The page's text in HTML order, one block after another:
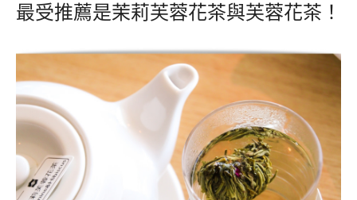
最受推薦是茉莉芙蓉花茶與芙蓉花茶！